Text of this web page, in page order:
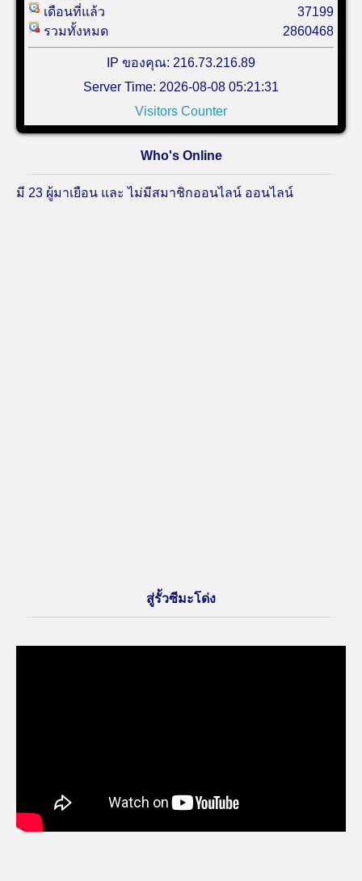
เดือนที่แล้ว
รวมทั้งหมด
37199
2860468
IP ของคุณ: 216.73.216.89
Server Time: 2026-08-08 05:21:31
Visitors Counter
Who's Online
มี 23 ผู้มาเยือน และ ไม่มีสมาชิกออนไลน์ ออนไลน์
สู่รั้วซีมะโด่ง